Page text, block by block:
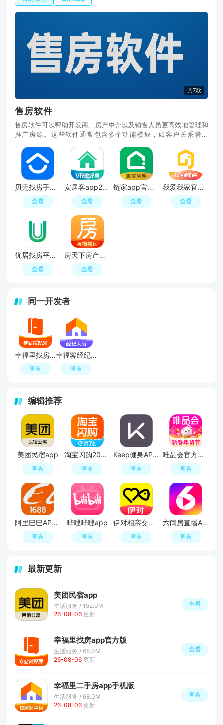
共7款
售房软件
售房软件可以帮助开发商、房产中介以及销售人员更高效地管理和
推广房源。这些软件通常包含多个功能模块，如客户关系管理
贝壳找房手机app官方版下载
查看
安居客app2026官方版
查看
链家app官方版
查看
我爱我家官方app手机版
查看
优居找房平台APP官方最新版
查看
房天下房产估价计算器手机版
查看
同一开发者
幸福里找房app官方版
查看
幸福客经纪人app手机客户端
查看
编辑推荐
美团民宿app
查看
淘宝闪购2026最新版
查看
Keep健身APP官方最新版
查看
唯品会官方版最新版
查看
阿里巴巴APP2026官方版
查看
哔哩哔哩app
查看
伊对相亲交友平台官方APP
查看
六间房直播APP最新版
查看
最新更新
美团民宿app
生活服务 / 152.0M
26-08-06 更新
查看
幸福里找房app官方版
生活服务 / 68.0M
26-08-06 更新
查看
幸福里二手房app手机版
生活服务 / 68.0M
26-08-06 更新
查看